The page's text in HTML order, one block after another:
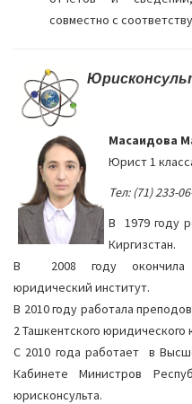
совместно с
Масаидова
Юрист 1
Тел: (71) 233-
В 1979 году
Киргизстан.
В 2008 году окончила
юридический институт.
В 2010 году работала
2 Ташкентского юридического
С 2010 года работает в
Кабинете Министров
юрисконсульта.